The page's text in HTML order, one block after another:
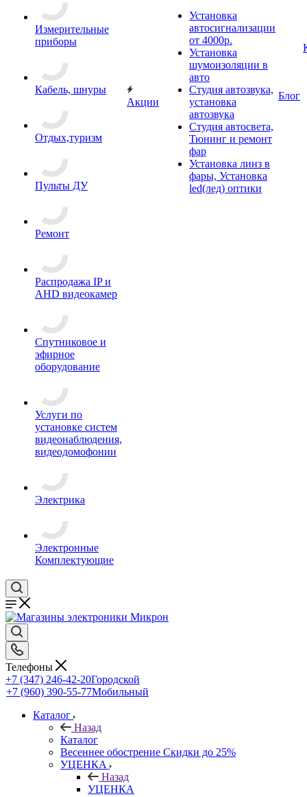
Измерительные
приборы
Кабель, шнуры
Отдых,туризм
Пульты ДУ
Ремонт
Распродажа IP и
AHD видеокамер
Спутниковое и
эфирное
оборудование
Услуги по
установке систем
видеонаблюдения,
видеодомофонии
Электрика
Электронные
Комплектующие
Акции
Установка
автосигнализации
от 4000р.
Установка
шумоизоляции в
авто
Студия автозвука,
установка
автозвука
Студия автосвета,
Тюнинг и ремонт
фар
Установка линз в
фары, Установка
led(лед) оптики
Блог
Телефоны
+7 (347) 246-42-20Городской
+7 (960) 390-55-77Мобильный
Каталог
Назад
Каталог
Весеннее обострение Скидки до 25%
УЦЕНКА
Назад
УЦЕНКА